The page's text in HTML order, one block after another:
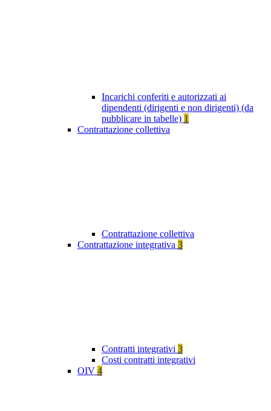
Incarichi conferiti e autorizzati ai
dipendenti (dirigenti e non dirigenti) (da
pubblicare in tabelle) 1
Contrattazione collettiva
Contrattazione collettiva
Contrattazione integrativa 3
Contratti integrativi 3
Costi contratti integrativi
OIV 4